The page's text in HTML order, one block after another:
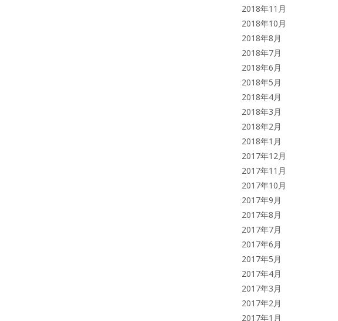
2018年11月
2018年10月
2018年8月
2018年7月
2018年6月
2018年5月
2018年4月
2018年3月
2018年2月
2018年1月
2017年12月
2017年11月
2017年10月
2017年9月
2017年8月
2017年7月
2017年6月
2017年5月
2017年4月
2017年3月
2017年2月
2017年1月